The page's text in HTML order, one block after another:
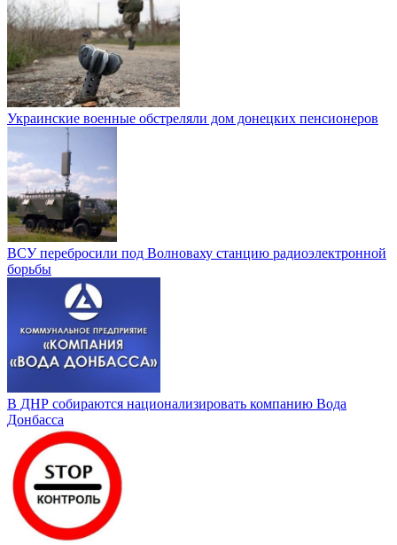
Украинские военные обстреляли дом донецких пенсионеров
ВСУ перебросили под Волноваху станцию радиоэлектронной
борьбы
В ДНР собираются национализировать компанию Вода
Донбасса